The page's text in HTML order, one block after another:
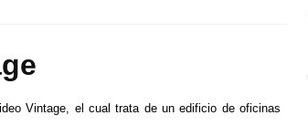
Vintage, el cual trata de un edificio de oficinas